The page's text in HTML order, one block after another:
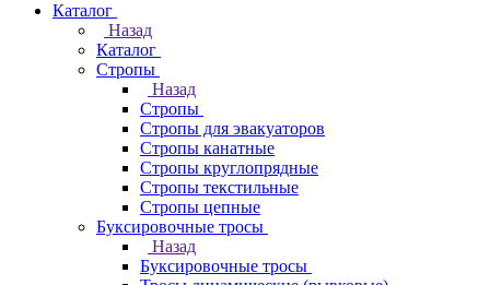
Каталог
Назад
Каталог
Стропы
Назад
Стропы
Стропы для эвакуаторов
Стропы канатные
Стропы круглопрядные
Стропы текстильные
Стропы цепные
Буксировочные тросы
Назад
Буксировочные тросы